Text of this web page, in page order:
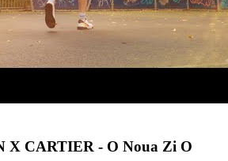
X CARTIER - O Noua Zi O